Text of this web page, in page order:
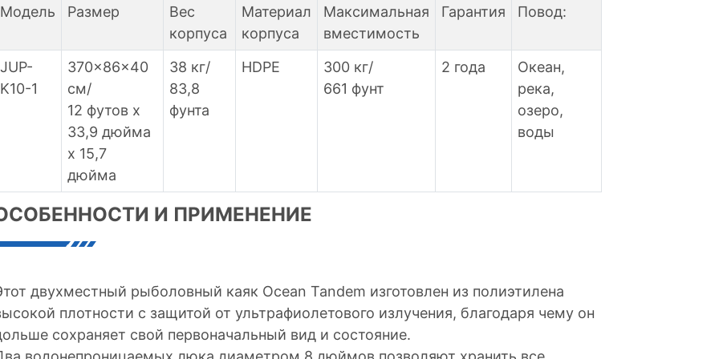
Модель Размер
Вес
корпуса
Материал
корпуса
Максимальная
вместимость
Гарантия Повод:
JUP-
K10-1
370x86x40
см/
12 футов x
33,9 дюйма
x 15,7
дюйма
38 кг/
83,8
фунта
HDPE
300 кг/
661 фунт
2 года
Океан,
река,
озеро,
воды
И ПРИМЕНЕНИЕ
двухместный рыболовный каяк Ocean Tandem изготовлен из полиэтилена
плотности с защитой от ультрафиолетового излучения, благодаря чему он
сохраняет свой первоначальный вид и состояние.